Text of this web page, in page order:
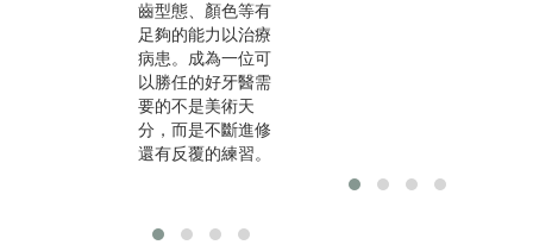
齒型態、顏色等有
足夠的能力以治療
病患。成為一位可
以勝任的好牙醫需
要的不是美術天
分，而是不斷進修
還有反覆的練習。